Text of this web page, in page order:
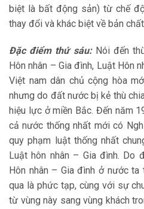
biệt là bất động sản) từ chế
thay đổi và khác biệt về bản
Đặc điểm thứ sáu:Nói đến
Hôn nhân – Gia đình, Luật Hôn
Việt nam dân chủ cộng hòa
nhưng do đất nước bị kẻ thù
hiệu lực ở miền Bắc. Đến năm
cả nước thống nhất mới có
quy phạm luật thống nhất
Luật hôn nhân – Gia đình. Do
Hôn nhân – Gia đình ở nước
qua là phức tạp, cùng với sự
từ vùng này sang vùng khách